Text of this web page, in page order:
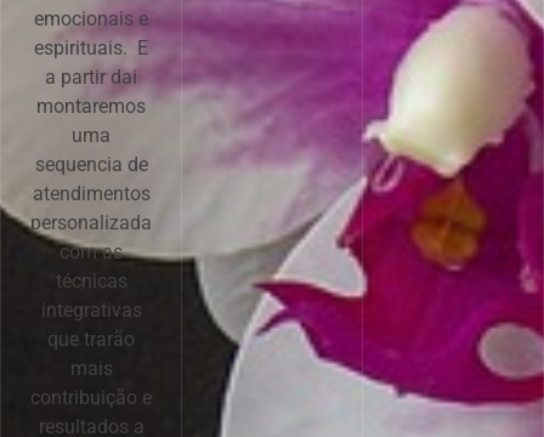
emocionais e
espirituais. E
a partir dai
montaremos
uma
sequencia de
atendimentos
personalizada
com as
técnicas
integrativas
que trarão
mais
contribuição e
resultados a